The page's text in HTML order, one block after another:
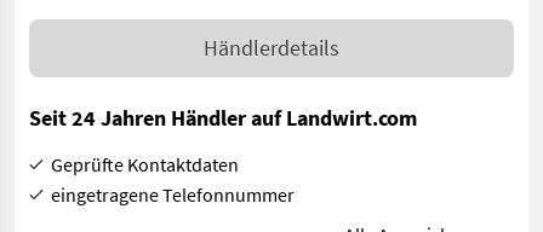
Händlerdetails
Seit 24 Jahren Händler auf Landwirt.com
Geprüfte Kontaktdaten
eingetragene Telefonnummer